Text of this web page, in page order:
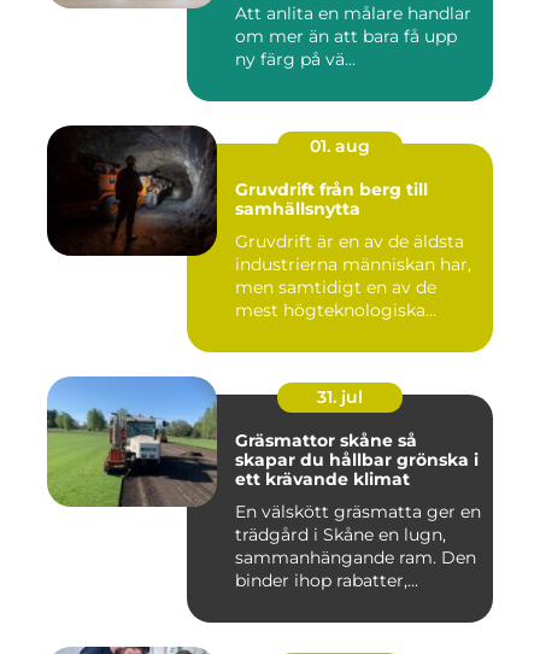
Att anlita en målare handlar
om mer än att bara få upp
ny färg på vä...
01. aug
Gruvdrift från berg till
samhällsnytta
Gruvdrift är en av de äldsta
industrierna människan har,
men samtidigt en av de
mest högteknologiska...
31. jul
Gräsmattor skåne så
skapar du hållbar grönska i
ett krävande klimat
En välskött gräsmatta ger en
trädgård i Skåne en lugn,
sammanhängande ram. Den
binder ihop rabatter,...